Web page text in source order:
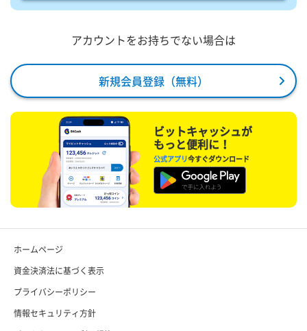
アカウントをお持ちでない場合は
新規会員登録（無料）
ビットキャッシュが
もっと便利に！
公式アプリ今すぐダウンロード
ホームページ
資金決済法に基づく表示
プライバシーポリシー
情報セキュリティ方針